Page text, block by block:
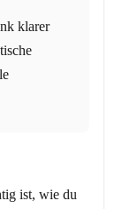
klarer
ist, wie du